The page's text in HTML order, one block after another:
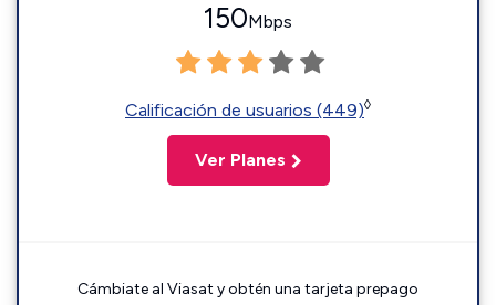
150Mbps
Calificación de usuarios (449)◊
Ver Planes
Cámbiate al Viasat y obtén una tarjeta prepago